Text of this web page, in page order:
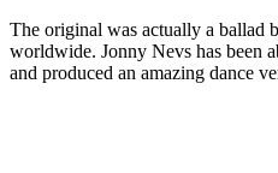
The original was actually a ballad
worldwide. Jonny Nevs has been
and produced an amazing dance